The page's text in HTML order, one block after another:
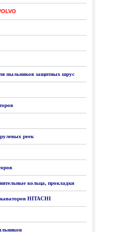
пыльников защитных шрус
реек
кольца, прокладки
HITACHI